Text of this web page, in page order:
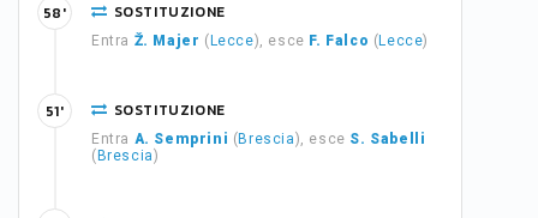
SOSTITUZIONE
Entra Ž. Majer ( Lecce), esce F. Falco ( Lecce)
58'
SOSTITUZIONE
Entra A. Semprini ( Brescia), esce S. Sabelli
( Brescia)
51'